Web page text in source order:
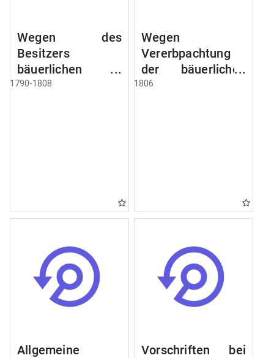
Wegen des
Besitzers
bäuerlichen
Grundstücke, den
1790-1808
Wegen
Vererbpachtung
der bäuerlichen
Grundstücke und
1806
Allgemeine
Vorschriften bei